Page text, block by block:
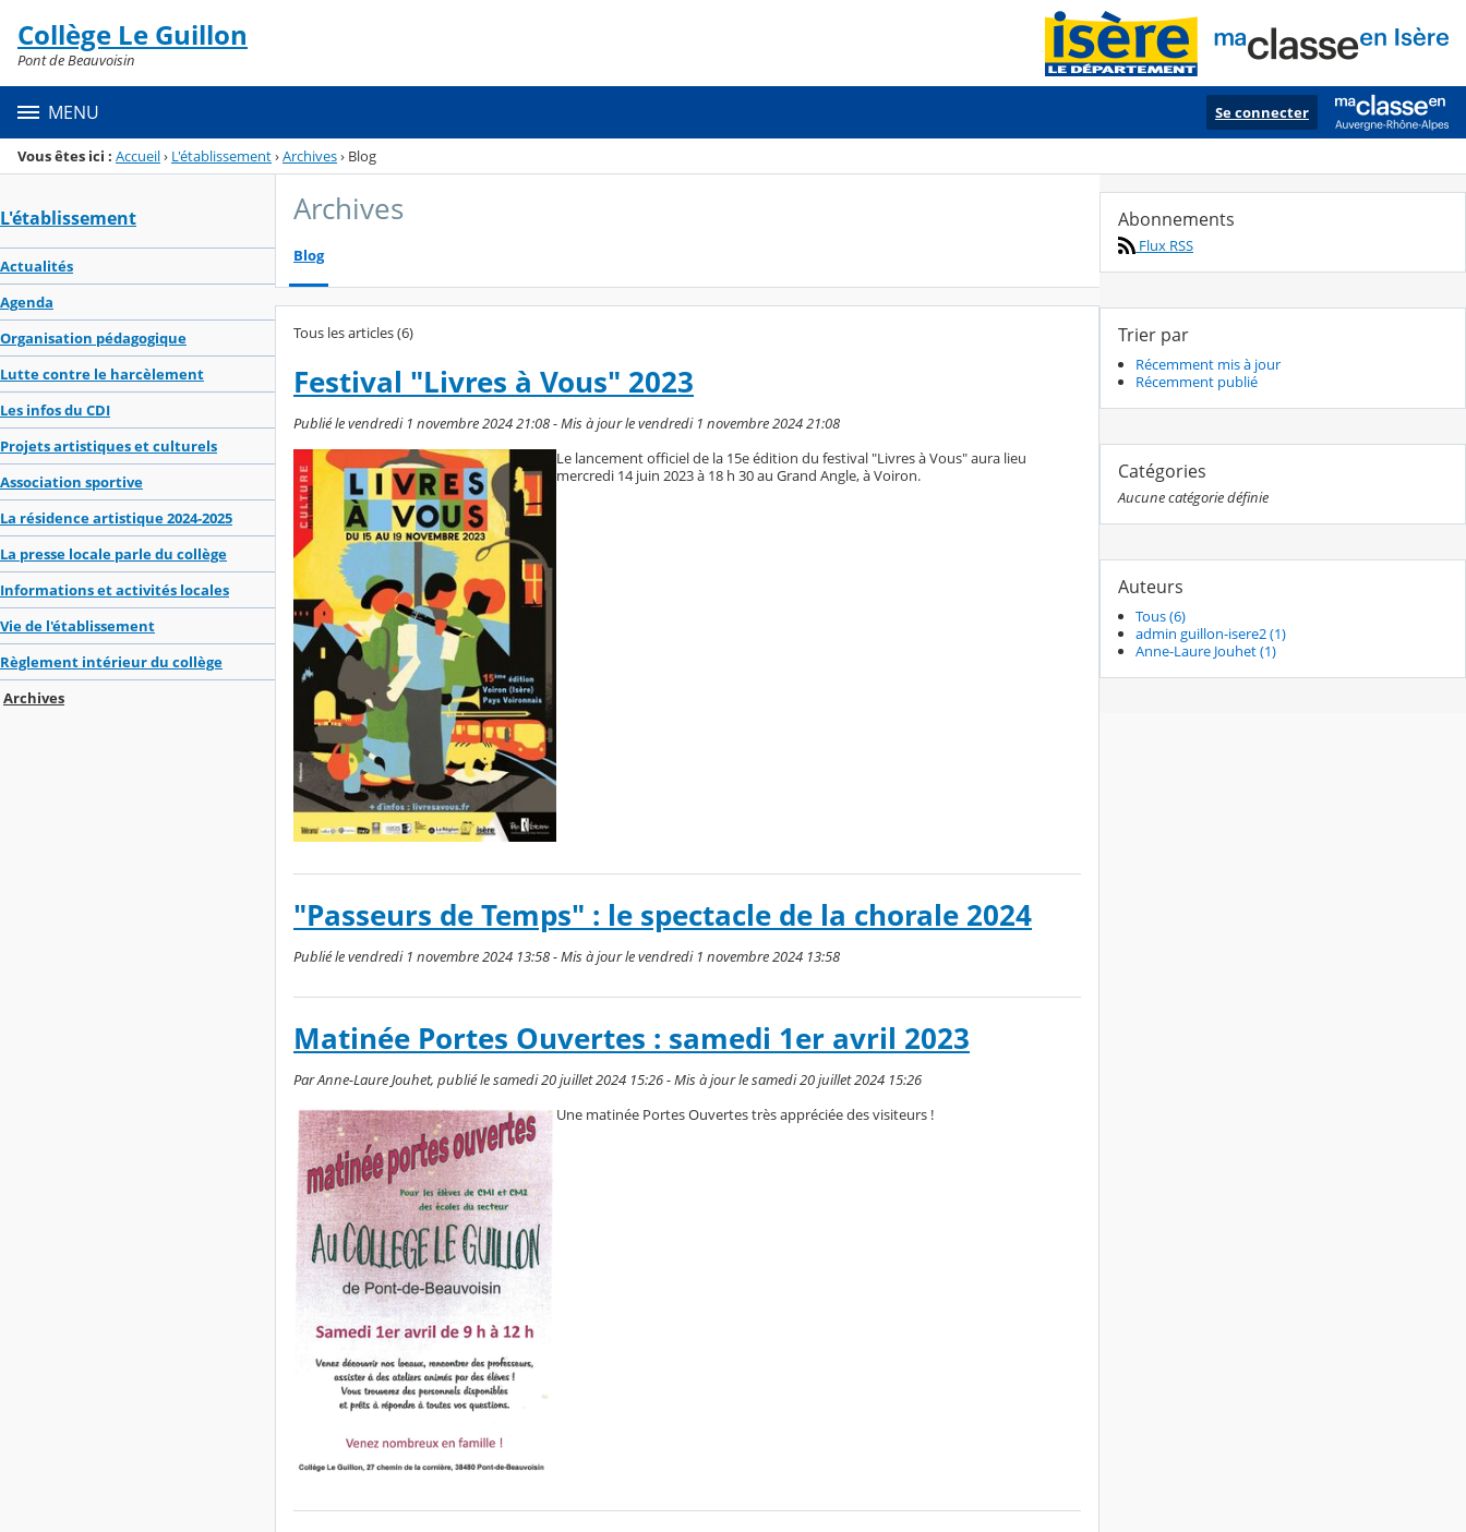
Menu de la rubrique
Contenu
Collège Le Guillon
Pont de Beauvoisin
MENU Se connecter
Vous êtes ici : Accueil› L'établissement›Archives› Blog
L'établissement
Actualités
Agenda
Organisation pédagogique
Lutte contre le harcèlement
Les infos du CDI
Projets artistiques et culturels
Association sportive
La résidence artistique 2024-2025
La presse locale parle du collège
Informations et activités locales
Vie de l'établissement
Règlement intérieur du collège
Archives
Archives
Blog
Tous les articles (6)
Festival "Livres à Vous" 2023
Publié le vendredi 1 novembre 2024 21:08 - Mis à jour le vendredi 1 novembre 2024 21:08
Le lancement officiel de la 15e édition du festival "Livres à Vous" aura lieu
mercredi 14 juin 2023 à 18 h 30 au Grand Angle, à Voiron.
"Passeurs de Temps" : le spectacle de la chorale 2024
Publié le vendredi 1 novembre 2024 13:58 - Mis à jour le vendredi 1 novembre 2024 13:58
Matinée Portes Ouvertes : samedi 1er avril 2023
Par Anne-Laure Jouhet, publié le samedi 20 juillet 2024 15:26 - Mis à jour le samedi 20 juillet 2024 15:26
Une matinée Portes Ouvertes très appréciée des visiteurs !
Abonnements
Flux RSS
Trier par
Récemment mis à jour
Récemment publié
Catégories
Aucune catégorie définie
Auteurs
Tous (6)
admin guillon-isere2 (1)
Anne-Laure Jouhet (1)